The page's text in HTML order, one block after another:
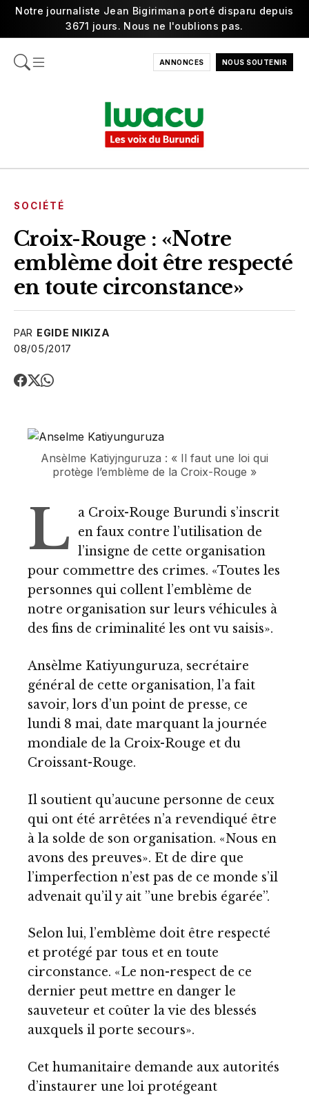
Notre journaliste Jean Bigirimana porté disparu depuis
3671 jours. Nous ne l'oublions pas.
ANNONCES NOUS SOUTENIR
SOCIÉTÉ
Croix-Rouge : «Notre
emblème doit être respecté
en toute circonstance»
PAR EGIDE NIKIZA
08/05/2017
Ansèlme Katiyjnguruza : « Il faut une loi qui
protège l’emblème de la Croix-Rouge »
L
a Croix-Rouge Burundi s’inscrit
en faux contre l’utilisation de
l’insigne de cette organisation
pour commettre des crimes. «Toutes les
personnes qui collent l’emblème de
notre organisation sur leurs véhicules à
des fins de criminalité les ont vu saisis».
Ansèlme Katiyunguruza, secrétaire
général de cette organisation, l’a fait
savoir, lors d’un point de presse, ce
lundi 8 mai, date marquant la journée
mondiale de la Croix-Rouge et du
Croissant-Rouge.
Il soutient qu’aucune personne de ceux
qui ont été arrêtées n’a revendiqué être
à la solde de son organisation. «Nous en
avons des preuves». Et de dire que
l’imperfection n’est pas de ce monde s’il
advenait qu’il y ait ’’une brebis égarée’’.
Selon lui, l’emblème doit être respecté
et protégé par tous et en toute
circonstance. «Le non-respect de ce
dernier peut mettre en danger le
sauveteur et coûter la vie des blessés
auxquels il porte secours».
Cet humanitaire demande aux autorités
d’instaurer une loi protégeant